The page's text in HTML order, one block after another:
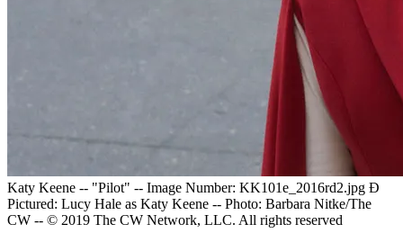
Katy Keene -- "Pilot" -- Image Number: KK101e_2016rd2.jpg Ð
Pictured: Lucy Hale as Katy Keene -- Photo: Barbara Nitke/The
CW -- © 2019 The CW Network, LLC. All rights reserved